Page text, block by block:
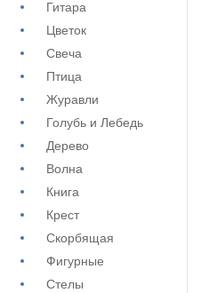
Гитара
Цветок
Свеча
Птица
Журавли
Голубь и Лебедь
Дерево
Волна
Книга
Крест
Скорбящая
Фигурные
Стелы